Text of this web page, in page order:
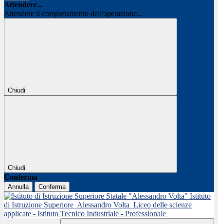
Attendere...
Attendere il completamento dell'operazione...
Chiudi
Chiudi
Conferma
Annulla Conferma
Istituto
di Istruzione Superiore Alessandro Volta Liceo delle scienze
applicate - Istituto Tecnico Industriale - Professionale